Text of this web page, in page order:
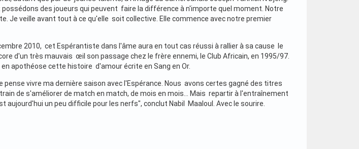
des joueurs qui peuvent faire la différence à n'importe quel moment. Notre
Je veille avant tout à ce qu'elle soit collective. Elle commence avec notre premier
2010, cet Espérantiste dans l'âme aura en tout cas réussi à rallier à sa cause le
d'un très mauvais œil son passage chez le frère ennemi, le Club Africain, en 1995/97.
apothéose cette histoire d'amour écrite en Sang en Or.
vivre ma dernière saison avec l'Espérance. Nous avons certes gagné des titres
de s'améliorer de match en match, de mois en mois… Mais repartir à l'entraînement
aujourd'hui un peu difficile pour les nerfs", conclut Nabil Maaloul. Avec le sourire.